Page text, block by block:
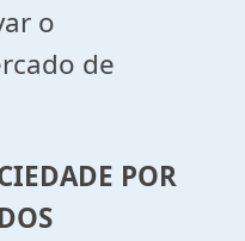
o
de
POR